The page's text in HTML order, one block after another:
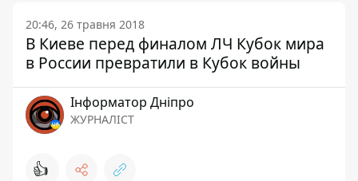
20:46, 26 травня 2018
В Киеве перед финалом ЛЧ Кубок мира
в России превратили в Кубок войны
Інформатор Дніпро
ЖУРНАЛІСТ
👍